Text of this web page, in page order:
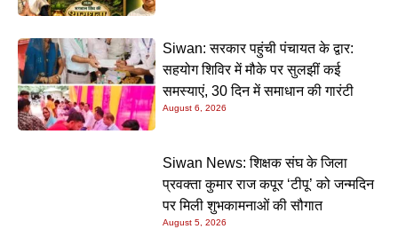
Siwan: सरकार पहुंची पंचायत के द्वार:
सहयोग शिविर में मौके पर सुलझीं कई
समस्याएं, 30 दिन में समाधान की गारंटी
August 6, 2026
Siwan News: शिक्षक संघ के जिला
प्रवक्ता कुमार राज कपूर ‘टीपू’ को जन्मदिन
पर मिली शुभकामनाओं की सौगात
August 5, 2026